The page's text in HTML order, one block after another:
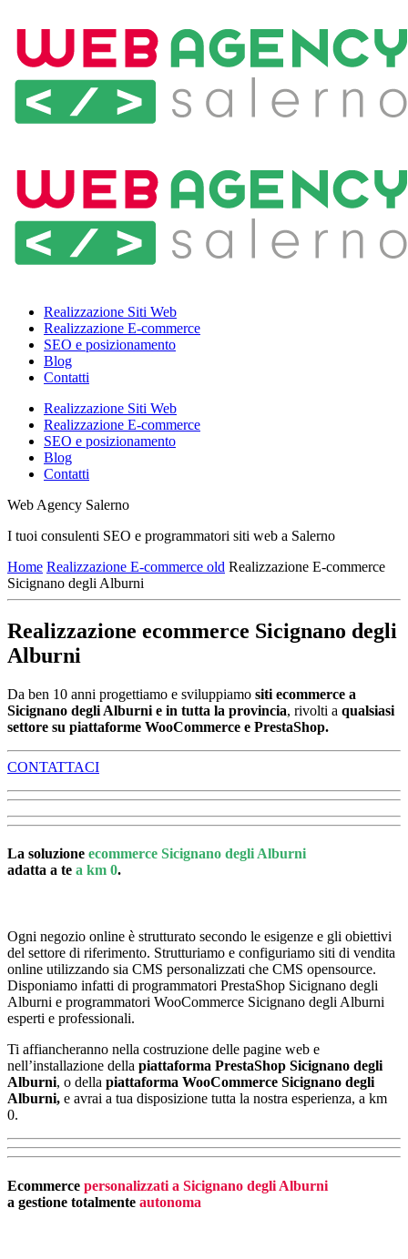
Realizzazione Siti Web
Realizzazione E-commerce
SEO e posizionamento
Blog
Contatti
Realizzazione Siti Web
Realizzazione E-commerce
SEO e posizionamento
Blog
Contatti
Web Agency Salerno
I tuoi consulenti SEO e programmatori siti web a Salerno
Home Realizzazione E-commerce old Realizzazione E-commerce
Sicignano degli Alburni
Realizzazione ecommerce Sicignano degli
Alburni
Da ben 10 anni progettiamo e sviluppiamo siti ecommerce a
Sicignano degli Alburni e in tutta la provincia, rivolti a qualsiasi
settore su piattaforme WooCommerce e PrestaShop.
CONTATTACI
La soluzione ecommerce Sicignano degli Alburni
adatta a te a km 0.
Ogni negozio online è strutturato secondo le esigenze e gli obiettivi
del settore di riferimento. Strutturiamo e configuriamo siti di vendita
online utilizzando sia CMS personalizzati che CMS opensource.
Disponiamo infatti di programmatori PrestaShop Sicignano degli
Alburni e programmatori WooCommerce Sicignano degli Alburni
esperti e professionali.
Ti affiancheranno nella costruzione delle pagine web e
nell’installazione della piattaforma PrestaShop Sicignano degli
Alburni, o della piattaforma WooCommerce Sicignano degli
Alburni, e avrai a tua disposizione tutta la nostra esperienza, a km
0.
Ecommerce personalizzati a Sicignano degli Alburni
a gestione totalmente autonoma